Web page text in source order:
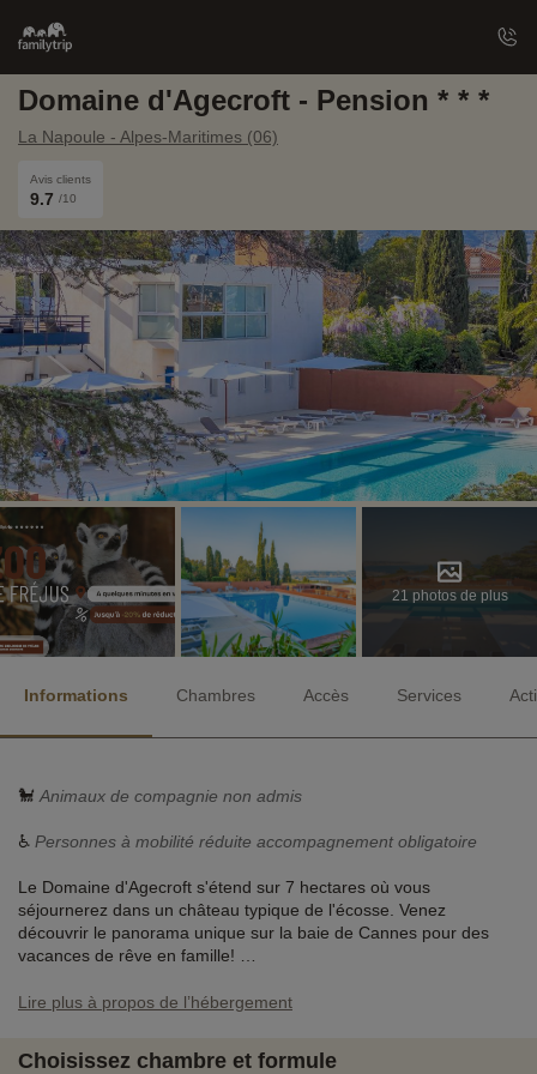
Family
trip
Domaine d'Agecroft - Pension
La Napoule - Alpes-Maritimes (06)
Avis clients
9.7 /10
21 photos de plus
Informations Chambres Accès Services
🐩 Animaux de compagnie non admis
♿ Personnes à mobilité réduite accompagnement obligatoire
Le Domaine d'Agecroft s'étend sur 7 hectares où vous
séjournerez dans un château typique de l'écosse. Venez
découvrir le panorama unique sur la baie de Cannes pour des
vacances de rêve en famille!
♥iNos activités coup de cœur
Lire plus à propos de l’hébergement
Choisissez chambre et formule